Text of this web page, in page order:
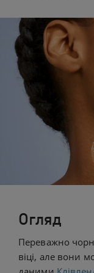
Огляд
Переважно
віці, але вони